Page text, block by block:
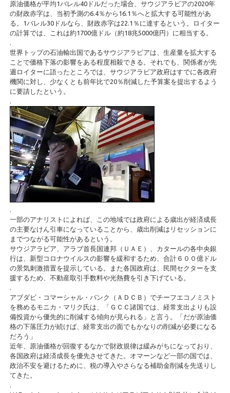
原油価格が平均1バレル40ドルだった場合、サウジアラビアの2020年
の財政赤字は、当初予測の6.4％から16.1％へと拡大する可能性があ
る。1バレル30ドルなら、財政赤字は22.1％に達するという。ロイター
の計算では、これは約1700億ドル（約18兆5000億円）に相当する。
.
世界トップの石油輸出国であるサウジアラビアは、生産量を拡大する
ことで価格下落の影響をある程度相殺できる。それでも、関係者が先
週ロイターに語ったところでは、サウジアラビア政府はすでに各政府
機関に対し、少なくとも前年比で20％削減した予算案を提出するよう
に要請したという。
.
.
一部のアナリストによれば、この地域では政府による歳出が経済成長
の主要なけん引車になっていることから、歳出削減はリセッションに
までつながる可能性があるという。
サウジアラビア、アラブ首長国連邦（ＵＡＥ）、カタールの各中央銀
行は、新型コロナウイルスの影響を緩和するため、合計６００億ドル
の景気刺激措置を提示している。また各国政府は、民間セクターを支
援するため、不動産取引手数料や光熱費を引き下げている。
.
アブダビ・コマーシャル・バンク（ＡＤＣＢ）でチーフエコノミスト
を務めるモニカ・マリク氏は、「ＧＣＣ諸国では、経常支出よりも設
備投資から優先的に削減する傾向が見られる」と言う。「だが原油価
格の下落圧力が続けば、経常支出の面でもかなりの削減が必要になる
だろう」
近年、原油価格が回復するなかで財政規律は緩みがちになっており、
各国政府は経済成長を優先させてきた。オマーンなど一部の国では、
政治不安を避けるために、税の導入やさらなる補助金削減を先送りし
てきた。
.